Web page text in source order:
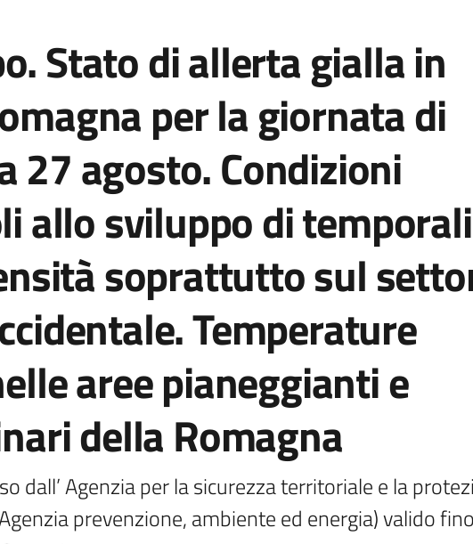
Stato di allerta gialla in
per la giornata di
27 agosto. Condizioni
allo sviluppo di
soprattutto sul
Temperature
aree pianeggianti e
della Romagna
dall’ Agenzia per la sicurezza territoriale e la
prevenzione, ambiente ed energia) valido